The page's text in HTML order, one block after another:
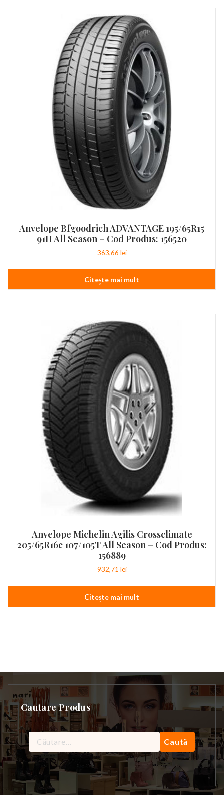
Anvelope Bfgoodrich ADVANTAGE 195/65R15
91H All Season – Cod Produs: 156520
363,66 lei
Citește mai mult
Anvelope Michelin Agilis Crossclimate
205/65R16c 107/105T All Season – Cod Produs:
156889
932,71 lei
Citește mai mult
Cautare Produs
Caută
după: